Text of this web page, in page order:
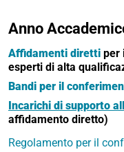
Anno
Affidamenti diretti per
esperti di alta
Bandi per il
Incarichi di supporto
affidamento diretto)
Regolamento per il